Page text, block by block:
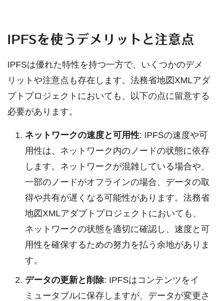
IPFSを使うデメリットと注意点
IPFSは優れた特性を持つ一方で、いくつかのデメ
リットや注意点も存在します。法務省地図XMLアダ
プトプロジェクトにおいても、以下の点に留意する
必要があります。
ネットワークの速度と可用性: IPFSの速度や可
用性は、ネットワーク内のノードの状態に依存
します。ネットワークが混雑している場合や、
一部のノードがオフラインの場合、データの取
得や共有が遅くなる可能性があります。法務省
地図XMLアダプトプロジェクトにおいても、
ネットワークの状態を適切に確認し、速度と可
用性を確保するための努力を払う余地がありま
す。
データの更新と削除: IPFSはコンテンツをイ
ミュータブルに保存しますが、データが変更さ